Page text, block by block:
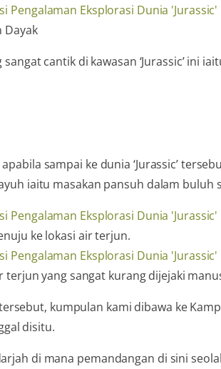
Dayak
cantik di kawasan ‘Jurassic’ ini
sampai ke dunia ‘Jurassic’
iaitu masakan pansuh dalam buluh
ke lokasi air terjun.
terjun yang sangat kurang dijejaki
tersebut, kumpulan kami dibawa ke
disitu.
di mana pemandangan di sini